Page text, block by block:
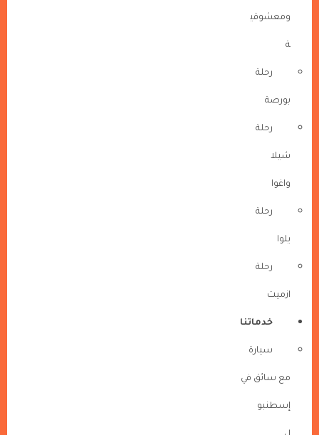
ومعشوقي
ة
رحلة
بورصة
رحلة
شيلا
واغوا
رحلة
يلوا
رحلة
ازميت
خدماتنا
سيارة
مع سائق في
إسطنبو